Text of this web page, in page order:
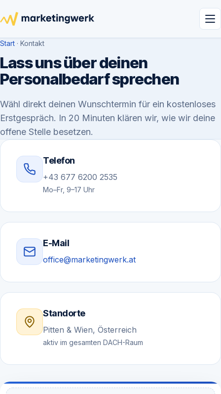
Start · Kontakt
Lass uns über deinen
Personalbedarf sprechen
Wähl direkt deinen Wunschtermin für ein kostenloses
Erstgespräch. In 20 Minuten klären wir, wie wir deine
offene Stelle besetzen.
Telefon
+43 677 6200 2535
Mo–Fr, 9–17 Uhr
E-Mail
office@marketingwerk.at
Standorte
Pitten & Wien, Österreich
aktiv im gesamten DACH-Raum